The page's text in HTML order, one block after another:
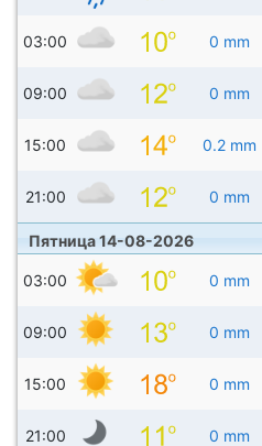
03:00 0 mm
09:00 0 mm
15:00 0.2 mm
21:00 0 mm
Пятница 14-08-2026
03:00 0 mm
09:00 0 mm
15:00 0 mm
21:00 0 mm